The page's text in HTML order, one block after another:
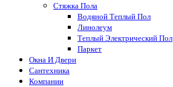
Стяжка Пола
Водяной Теплый Пол
Линолеум
Теплый Электрический Пол
Паркет
Окна И Двери
Сантехника
Компании